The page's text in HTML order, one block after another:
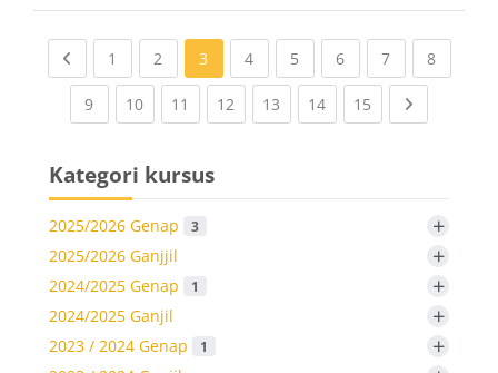
Previous page
1 (current)
2 (current)
3 4(current)
5 (current)
6(current)
7(current)
8(current)
9(current)
10(current)
11 (current)
12 (current)
13 (current)
14(current)
15 (current)Next page
Kategori kursus
2025/2026 Genap 3 +
2025/2026 Ganjjil +
2024/2025 Genap 1 +
2024/2025 Ganjil +
2023 / 2024 Genap 1 +